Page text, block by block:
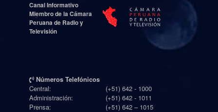
Canal Informativo
Miembro de la Cámara
Peruana de Radio y
Televisión
Números Telefónicos
Central:
(+51) 642 - 1000
Administración:
(+51) 642 - 1011
Prensa:
(+51) 642 – 1015